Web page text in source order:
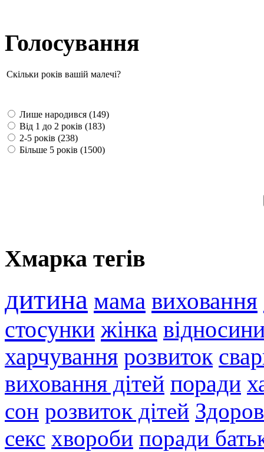
Голосування
Скільки років вашій малечі?
Лише народився (149)
Від 1 до 2 років (183)
2-5 років (238)
Більше 5 років (1500)
Хмарка тегів
дитина мама виховання
стосунки жінка
харчування розвиток
виховання дітей поради
сон розвиток дітей
секс хвороби поради